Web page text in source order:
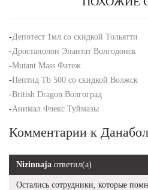
-Депотест 1мл со скидкой Тольятти
-Дростанолон Энантат Волгодонск
-Mutant Mass Фатеж
-Пептид Tb 500 со скидкой Волжск
-British Dragon Волгоград
-Анимал Флекс Туймазы
Комментарии к
Nizinnaja ответил(а)
Остались сотрудники, которые